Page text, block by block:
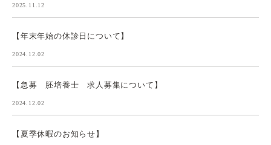
2025.11.12
【年末年始の休診日について】
2024.12.02
【急募 胚培養士 求人募集について】
2024.12.02
【夏季休暇のお知らせ】